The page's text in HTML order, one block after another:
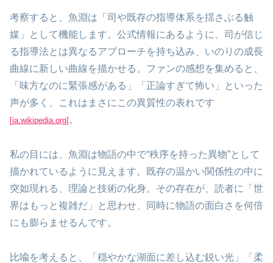
考察すると、魚淵は「司や既存の指導体系を揺さぶる触
媒」として機能します。公式情報にあるように、司が信じ
る指導法とは異なるアプローチを持ち込み、いのりの成長
曲線に新しい曲線を描かせる。ファンの感想を集めると、
「味方なのに緊張感がある」「正論すぎて怖い」といった
声が多く、これはまさにこの異質性の表れです
[ja.wikipedia.org] 。
私の目には、魚淵は物語の中で“秩序を持った異物”として
描かれているように見えます。既存の温かい関係性の中に
突如現れる、理論と技術の化身。その存在が、読者に「世
界はもっと複雑だ」と思わせ、同時に物語の面白さを何倍
にも膨らませるんです。
比喩を考えると、「穏やかな湖面に差し込む鋭い光」「柔